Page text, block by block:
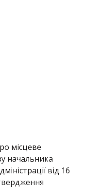
місцеве
начальника
від 16